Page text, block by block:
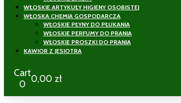
WŁOSKIE ARTYKUŁY HIGIENY OSOBISTEJ
WŁOSKA CHEMIA GOSPODARCZA
WŁOSKIE PŁYNY DO PŁUKANIA
WŁOSKIE PERFUMY DO PRANIA
WŁOSKIE PROSZKI DO PRANIA
KAWIOR Z JESIOTRA
Cart
0 0,00 zł